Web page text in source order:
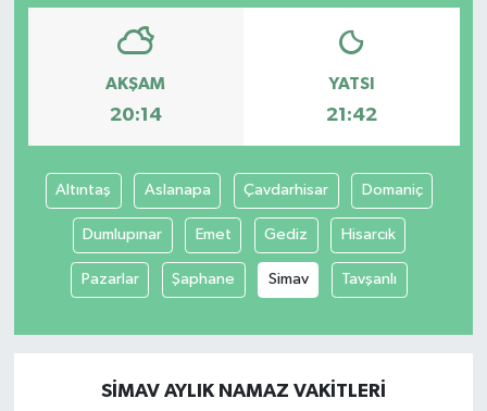
AKŞAM
20:14
YATSI
21:42
Altıntaş Aslanapa Çavdarhisar Domaniç
Dumlupınar Emet Gediz Hisarcık
Pazarlar Şaphane Simav Tavşanlı
SIMAV AYLIK NAMAZ VAKITLERI